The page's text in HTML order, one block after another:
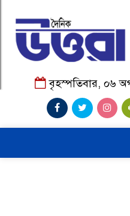
বৃহস্পতিবার, ০৬